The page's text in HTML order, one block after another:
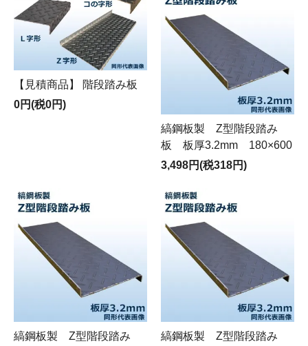
【見積商品】 階段踏み板
0円(税0円)
縞鋼板製 Z型階段踏み
板 板厚3.2mm 180×600
3,498円(税318円)
縞鋼板製 Z型階段踏み
縞鋼板製 Z型階段踏み